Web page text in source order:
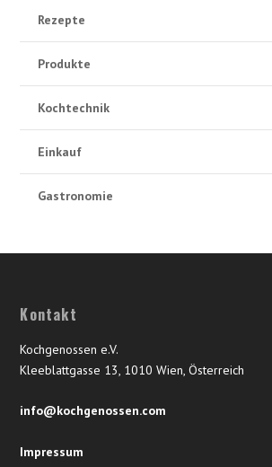
Rezepte
Produkte
Kochtechnik
Einkauf
Gastronomie
Kontakt
Kochgenossen e.V.
Kleeblattgasse 13, 1010 Wien, Österreich
info@kochgenossen.com
Impressum